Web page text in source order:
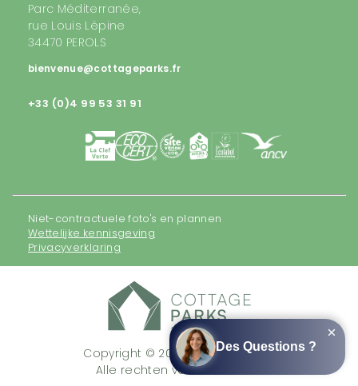
Parc Méditerranée,
rue Louis Lépine
34470 PEROLS
bienvenue@cottageparks.fr
+33 (0)4 99 53 31 91
Niet-contractuele foto's en plannen
Wettelijke kennisgeving
Privacyverklaring
Copyright © 2026 Cottage Parks
Alle rechten voorbehouden